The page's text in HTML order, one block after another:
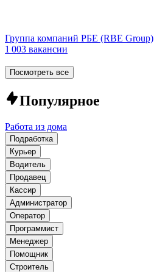
Группа компаний РБЕ (RBE Group)
1 003 вакансии
Посмотреть все
Популярное
Работа из дома
Подработка
Курьер
Водитель
Продавец
Кассир
Администратор
Оператор
Программист
Менеджер
Помощник
Строитель